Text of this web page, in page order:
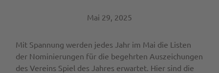
Mai 29, 2025
Mit Spannung werden jedes Jahr im Mai die Listen
der Nominierungen für die begehrten Auszeichungen
des Vereins Spiel des Jahres erwartet. Hier sind die